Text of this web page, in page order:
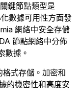
鍵節點類型是
數據可用性方面發
網絡中安全存儲
節點網絡中分佈
數據。
式存儲。加密和
的機密性和高度安